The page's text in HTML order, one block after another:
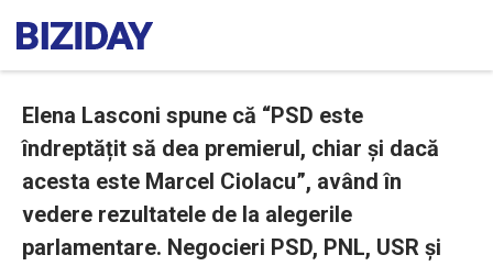
Elena Lasconi spune că “PSD este
îndreptățit să dea premierul, chiar și dacă
acesta este Marcel Ciolacu”, având în
vedere rezultatele de la alegerile
parlamentare. Negocieri PSD, PNL, USR și